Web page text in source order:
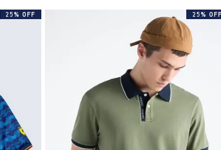
25% OFF 25% OFF